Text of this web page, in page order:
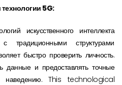
5G:
искусственного интеллекта
структурами
быстро проверить личность.
данные и предоставлять точные
наведению. This technological